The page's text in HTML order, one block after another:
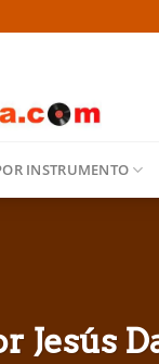
INSTRUMENTO
Jesús